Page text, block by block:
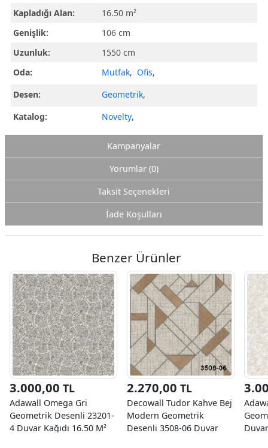
Kapladığı Alan:
16.50 m²
Genişlik:
106 cm
Uzunluk:
1550 cm
Oda:
Mutfak, Ofis,
Desen:
Geometrik,
Katalog:
Novelty,
Kampanyalar
Yorumlar (0)
Taksit Seçenekleri
İade Koşulları
Benzer Ürünler
3.000,00 TL
Adawall Omega Gri
Geometrik Desenli 23201-
4 Duvar Kağıdı 16.50 M²
2.270,00 TL
Decowall Tudor Kahve Bej
Modern Geometrik
Desenli 3508-06 Duvar